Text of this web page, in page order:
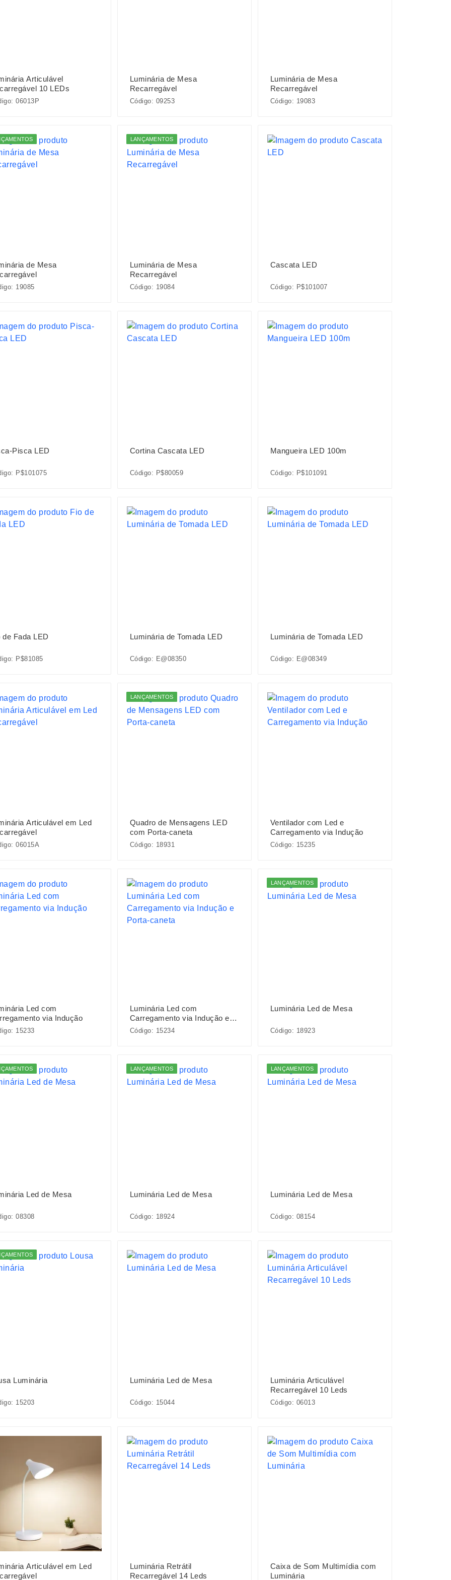
Articulável
10 LEDs
06013P
Luminária de Mesa
Recarregável
Código: 09253
Luminária de Mesa
Recarregável
Código: 19083
de Mesa
19085
LANÇAMENTOS
Luminária de Mesa
Recarregável
Código: 19084
Cascata LED
Código: P$101007
Pisca LED
P$101075
Cortina Cascata LED
Código: P$80059
Mangueira LED 100m
Código: P$101091
de Fada LED
P$81085
Luminária de Tomada LED
Código: E@08350
Luminária de Tomada LED
Código: E@08349
Articulável em Led
06015A
LANÇAMENTOS
Quadro de Mensagens LED
com Porta-caneta
Código: 18931
Ventilador com Led e
Carregamento via Indução
Código: 15235
Led com
via Indução
15233
Luminária Led com
Carregamento via Indução e
Porta-caneta
Código: 15234
LANÇAMENTOS
Luminária Led de Mesa
Código: 18923
Led de Mesa
08308
LANÇAMENTOS
Luminária Led de Mesa
Código: 18924
LANÇAMENTOS
Luminária Led de Mesa
Código: 08154
Luminária
15203
Luminária Led de Mesa
Código: 15044
Luminária Articulável
Recarregável 10 Leds
Código: 06013
Articulável em Led
Luminária Retrátil
Recarregável 14 Leds
Caixa de Som Multimídia com
Luminária